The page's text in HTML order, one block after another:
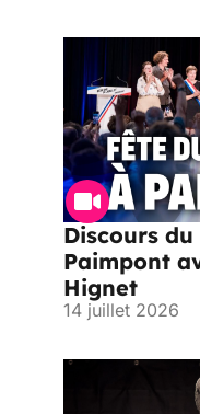
Discours
Paimpont
Hignet
14 juillet 2026